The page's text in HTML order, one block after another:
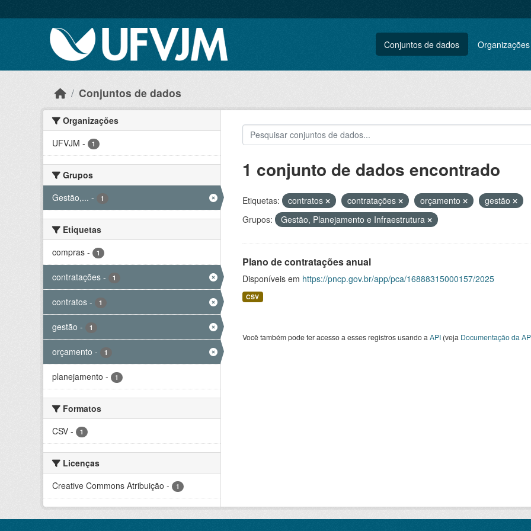
Conjuntos de dados Organizações
Conjuntos de dados
Organizações
UFVJM - 1
Grupos
Gestão,... - 1
Etiquetas
compras - 1
contratações - 1
contratos - 1
gestão - 1
orçamento - 1
planejamento - 1
Formatos
CSV - 1
Licenças
Creative Commons Atribuição - 1
1 conjunto de dados encontrado
Etiquetas: contratos contratações orçamento
gestão
Grupos:
Gestão, Planejamento e Infraestrutura
Plano de contratações anual
Disponíveis em https://pncp.gov.br/app/pca/16888315000157/2025
CSV
Você também pode ter acesso a esses registros usando a API(veja Documentação da